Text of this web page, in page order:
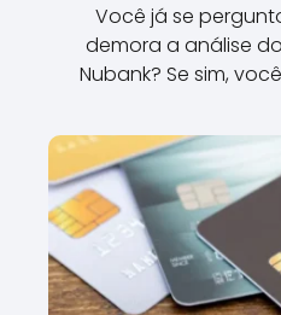
Você já se
demora a análise
Nubank? Se sim,